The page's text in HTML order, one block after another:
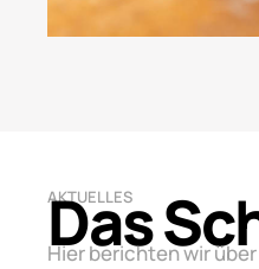
AKTUELLES
Das
Hier berichten wir